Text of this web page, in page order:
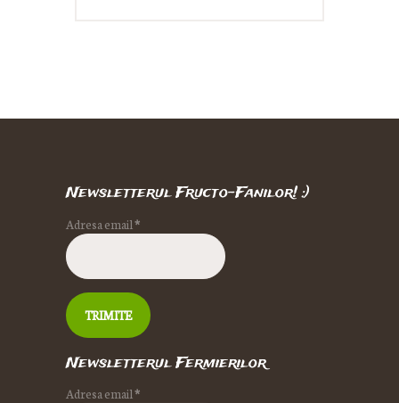
Newsletterul Fructo-Fanilor! :)
Adresa email*
Newsletterul Fermierilor
Adresa email*